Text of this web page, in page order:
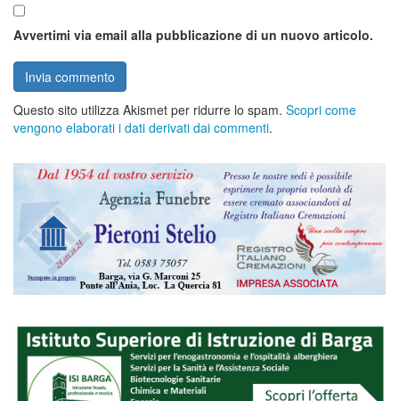
Avvertimi via email alla pubblicazione di un nuovo articolo.
Questo sito utilizza Akismet per ridurre lo spam. Scopri come
vengono elaborati i dati derivati dai commenti.